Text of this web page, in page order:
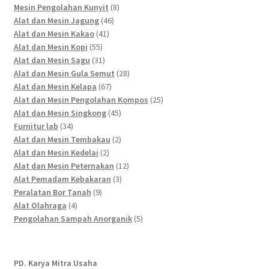
products
Mesin Pengolahan Kunyit 88
Alat dan Mesin Jagung 4646
Alat dan Mesin Kakao 4141
Alat dan Mesin Kopi 5555
products
Alat dan Mesin Sagu 3131
products
Alat dan Mesin Gula Semut 2828
Alat dan Mesin Kelapa 6767
products
Alat dan Mesin Pengolahan Kompos 2525
Alat dan Mesin Singkong 4545
Furnitur lab 3434
products
Alat dan Mesin Tembakau 22
Alat dan Mesin Kedelai 22
products
Alat dan Mesin Peternakan 1212
Alat Pemadam Kebakaran 33
Peralatan Bor Tanah 99
Alat Olahraga 44
products
Pengolahan Sampah Anorganik 55
PD. Karya Mitra Usaha